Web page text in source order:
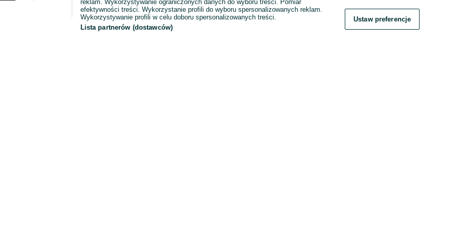
reklam. Wykorzystywanie ograniczonych danych do wyboru treści. Pomiar
efektywności treści. Wykorzystanie profili do wyboru spersonalizowanych reklam.
Wykorzystywanie profili w celu doboru spersonalizowanych treści.
Lista partnerów (dostawców)
Ustaw preferencje